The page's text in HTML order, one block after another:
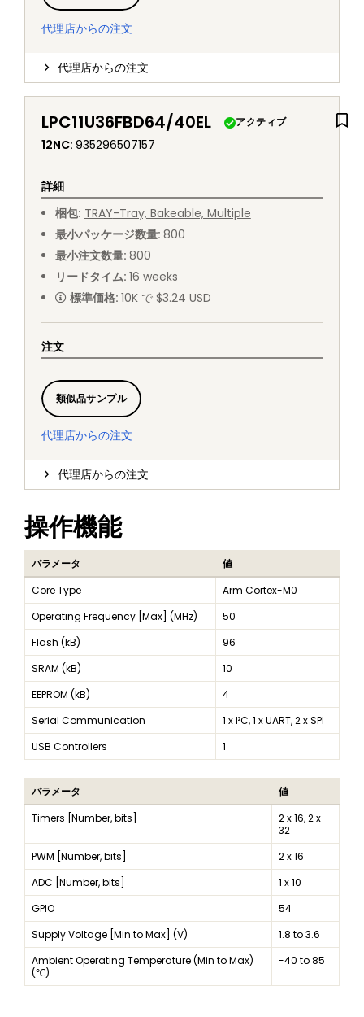
代理店からの注文
代理店からの注文
LPC11U36FBD64/40EL アクティブ
12NC: 935296507157
詳細
梱包: TRAY-Tray, Bakeable, Multiple
最小パッケージ数量: 800
最小注文数量: 800
リードタイム: 16 weeks
標準価格: 10K で $3.24 USD
注文
類似品サンプル
代理店からの注文
代理店からの注文
操作機能
パラメータ
値
Core Type
Arm Cortex-M0
Operating Frequency [Max] (MHz)
50
Flash (kB)
96
SRAM (kB)
10
EEPROM (kB)
4
Serial Communication
1 x I²C, 1 x UART, 2 x SPI
USB Controllers
1
パラメータ
値
Timers [Number, bits]
2 x 16, 2 x
32
PWM [Number, bits]
2 x 16
ADC [Number, bits]
1 x 10
GPIO
54
Supply Voltage [Min to Max] (V)
1.8 to 3.6
Ambient Operating Temperature (Min to Max)
(℃)
-40 to 85